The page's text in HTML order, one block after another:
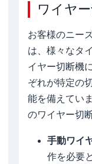
ワイヤ
お客様のニー
は、様々なタ
イヤー切断機
ぞれが特定の
能を備えてい
のワイヤー切
手動ワイ
作を必要